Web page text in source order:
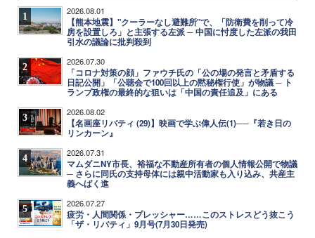
1 2026.08.01
【熊本地震】"クーラーなし避難所"で、「防衛費を削って冷
房を設置しろ」と主張する左派 ─ 中国に忖度した左派の我田
引水の議論に批判殺到
2 2026.07.30
「コロナ対策の顔」ファウチ氏の「公の場の発言と矛盾する
日記公開」「公聴会で100回以上の黙秘権行使」が物議 ─ ト
ランプ政権の最終的な狙いは「中国の責任追及」にある
3 2026.08.02
【名画座リバティ (29)】映画で学ぶ偉人伝(1)──『若き日の
リンカーン』
4 2026.07.31
マムダニNY市長、裕福な不動産所有者の個人情報公開で物議
─ さらに同氏の支持母体には親中活動家も入り込み、共産主
義へばく進
5 2026.07.27
疲労・人間関係・プレッシャー……このストレスどう抜こう
「ザ・リバティ」9月号(7月30日発売)